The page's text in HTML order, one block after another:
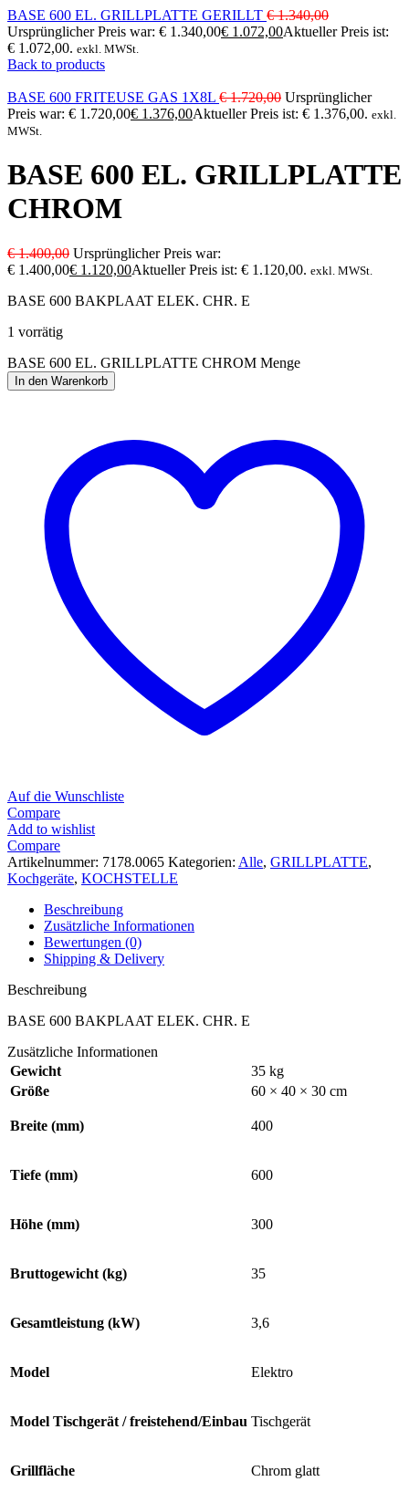
BASE 600 EL. GRILLPLATTE GERILLT €1.340,00
Ursprünglicher Preis war: € 1.340,00€ 1.072,00Aktueller Preis ist:
€ 1.072,00. exkl. MWSt.
Back to products
BASE 600 FRITEUSE GAS 1X8L €1.720,00 Ursprünglicher
Preis war: € 1.720,00€ 1.376,00Aktueller Preis ist: € 1.376,00. exkl.
MWSt.
BASE 600 EL. GRILLPLATTE
CHROM
€1.400,00 Ursprünglicher Preis war:
€ 1.400,00€ 1.120,00Aktueller Preis ist: € 1.120,00. exkl. MWSt.
BASE 600 BAKPLAAT ELEK. CHR. E
1 vorrätig
BASE 600 EL. GRILLPLATTE CHROM Menge
In den Warenkorb
Auf die Wunschliste
Compare
Add to wishlist
Compare
Artikelnummer: 7178.0065 Kategorien: Alle, GRILLPLATTE,
Kochgeräte, KOCHSTELLE
Beschreibung
Zusätzliche Informationen
Bewertungen (0)
Shipping & Delivery
Beschreibung
BASE 600 BAKPLAAT ELEK. CHR. E
Zusätzliche Informationen
Gewicht
35 kg
Größe
60 × 40 × 30 cm
Breite (mm) 400
Tiefe (mm) 600
Höhe (mm) 300
Bruttogewicht (kg) 35
Gesamtleistung (kW) 3,6
Model Elektro
Model Tischgerät / freistehend/Einbau Tischgerät
Grillfläche Chrom glatt